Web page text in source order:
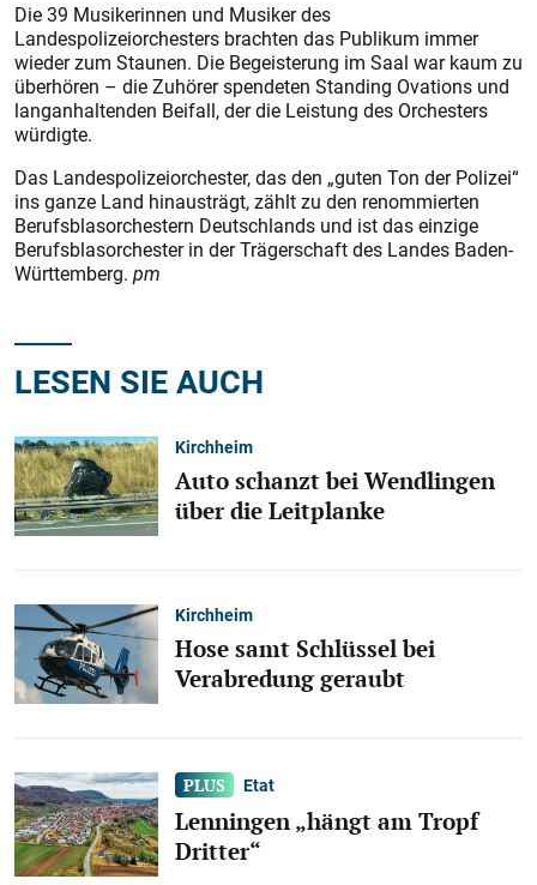
Die 39 Musikerinnen und Musiker des
Landespolizeiorchesters brachten das Publikum immer
wieder zum Staunen. Die Begeisterung im Saal war kaum zu
überhören – die Zuhörer spendeten Standing Ovations und
langanhaltenden Beifall, der die Leistung des Orchesters
würdigte.
Das Landespolizeiorchester, das den „guten Ton der Polizei“
ins ganze Land hinausträgt, zählt zu den renommierten
Berufsblasorchestern Deutschlands und ist das einzige
Berufsblasorchester in der Trägerschaft des Landes Baden-
Württemberg. pm
LESEN SIE AUCH
Kirchheim
Auto schanzt bei Wendlingen
über die Leitplanke
Kirchheim
Hose samt Schlüssel bei
Verabredung geraubt
Etat
Lenningen „hängt am Tropf
Dritter“